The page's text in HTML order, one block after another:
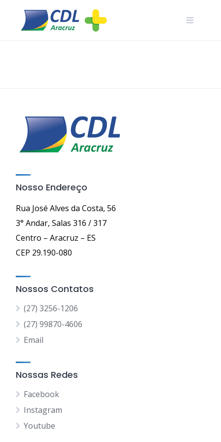
content
Nosso Endereço
Rua José Alves da Costa, 56
3° Andar, Salas 316 / 317
Centro – Aracruz – ES
CEP 29.190-080
Nossos Contatos
(27) 3256-1206
(27) 99870-4606
Email
Nossas Redes
Facebook
Instagram
Youtube